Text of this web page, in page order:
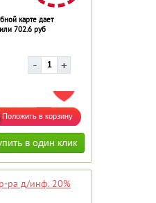
карте дает
702.6 руб
ДОБАВИТЬ В ИЗБРАННОЕ
ра д/инф. 20%